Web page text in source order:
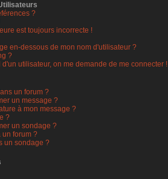
?
est toujours incorrecte !
en-dessous de mon nom d'utilisateur ?
?
utilisateur, on me demande de me connecter !
un forum ?
un message ?
à mon message ?
?
un sondage ?
un forum ?
un sondage ?